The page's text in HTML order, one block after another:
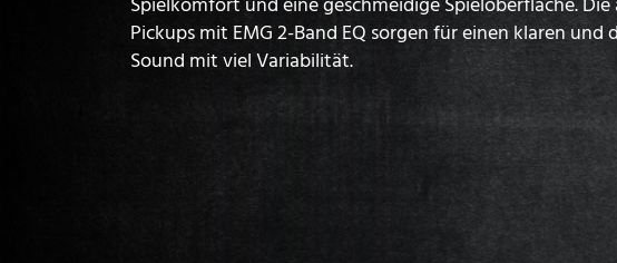
Pickups mit EMG 2-Band EQ sorgen für einen klaren und
Sound mit viel Variabilität.